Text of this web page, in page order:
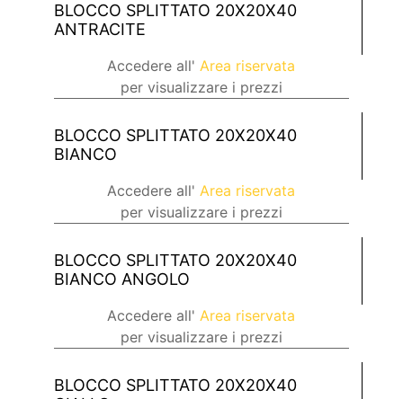
BLOCCO SPLITTATO 20X20X40
ANTRACITE
Accedere all'Area riservata
per visualizzare i prezzi
BLOCCO SPLITTATO 20X20X40
BIANCO
Accedere all'Area riservata
per visualizzare i prezzi
BLOCCO SPLITTATO 20X20X40
BIANCO ANGOLO
Accedere all'Area riservata
per visualizzare i prezzi
BLOCCO SPLITTATO 20X20X40